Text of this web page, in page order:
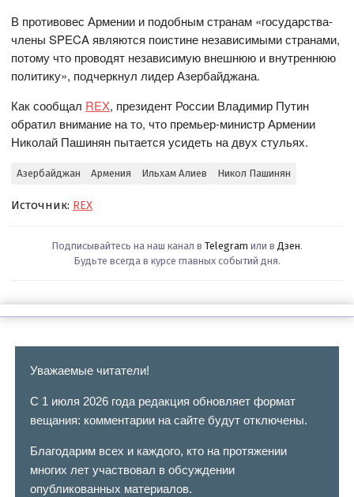
В противовес Армении и подобным странам «государства-
члены SPECA являются поистине независимыми странами,
потому что проводят независимую внешнюю и внутреннюю
политику», подчеркнул лидер Азербайджана.
Как сообщал REX, президент России Владимир Путин
обратил внимание на то, что премьер-министр Армении
Николай Пашинян пытается усидеть на двух стульях.
Азербайджан Армения Ильхам Алиев Никол Пашинян
Источник: REX
Подписывайтесь на наш канал в Telegram или в Дзен.
Будьте всегда в курсе главных событий дня.
Уважаемые читатели!
С 1 июля 2026 года редакция обновляет формат
вещания: комментарии на сайте будут отключены.
Благодарим всех и каждого, кто на протяжении
многих лет участвовал в обсуждении
опубликованных материалов.